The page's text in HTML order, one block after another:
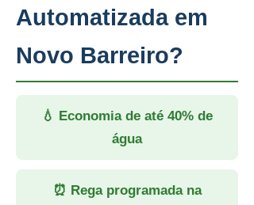
Automatizada em
Novo Barreiro?
💧 Economia de até 40% de
água
⏰ Rega programada na